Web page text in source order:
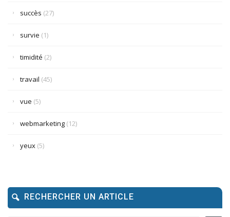
succès (27)
survie (1)
timidité (2)
travail (45)
vue (5)
webmarketing (12)
yeux (5)
RECHERCHER UN ARTICLE